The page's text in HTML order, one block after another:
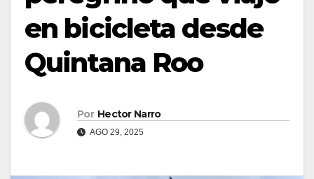
en bicicleta desde
Quintana Roo
Por Hector Narro
AGO 29, 2025